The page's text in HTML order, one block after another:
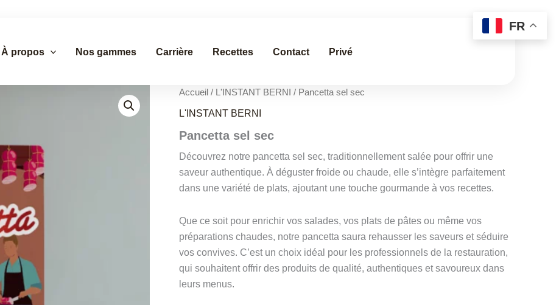
À propos Nos gammes Carrière Recettes Contact Privé
Accueil / L'INSTANT BERNI / Pancetta sel sec
L'INSTANT BERNI
Pancetta sel sec
Découvrez notre pancetta sel sec, traditionnellement salée pour offrir une
saveur authentique. À déguster froide ou chaude, elle s’intègre parfaitement
dans une variété de plats, ajoutant une touche gourmande à vos recettes.
Que ce soit pour enrichir vos salades, vos plats de pâtes ou même vos
préparations chaudes, notre pancetta saura rehausser les saveurs et séduire
vos convives. C’est un choix idéal pour les professionnels de la restauration,
qui souhaitent offrir des produits de qualité, authentiques et savoureux dans
leurs menus.
FR